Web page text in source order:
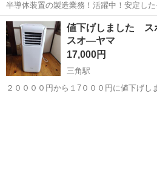
半導体装置の製造業務！活躍中！安定し
★赴任旅費会社負担◎20代～40代の男性
給1,500円！《大分県中津市》 人気の工場のお仕事 ◇半導体装置内部
のシート製造◇ ＊クリー...
大分 中津市 東中津駅 その他
値下げしました
スオ―ヤマ
17,000円
三角駅
２００００円から１7０００円に値下げしました 2.3回使用し